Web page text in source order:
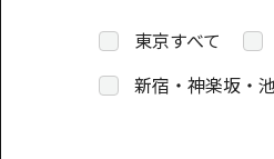
東京すべて
新宿・神楽坂・